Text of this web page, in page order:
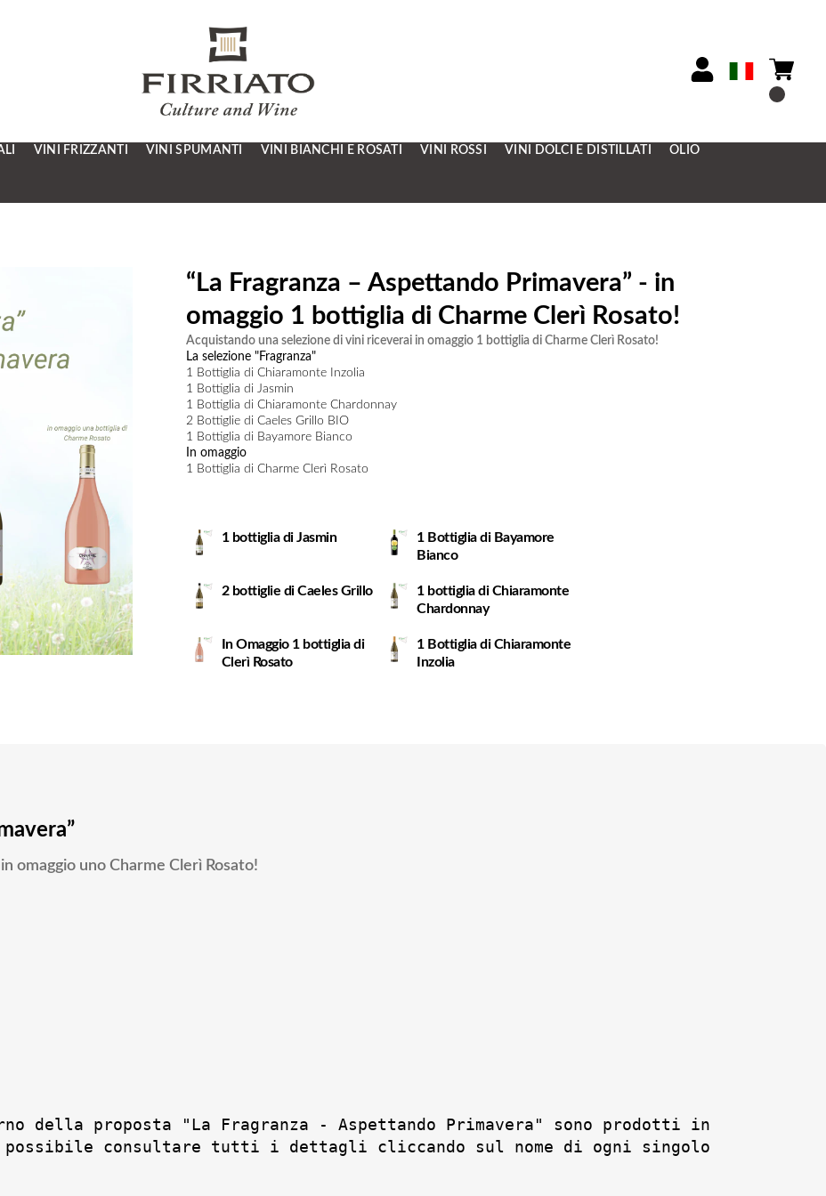
VINI FRIZZANTI VINI SPUMANTI VINI BIANCHI E ROSATI VINI ROSSI VINI DOLCI E DISTILLATI OLIO
“La Fragranza – Aspettando Primavera” - in
omaggio 1 bottiglia di Charme Clerì Rosato!
Acquistando una selezione di vini riceverai in omaggio 1 bottiglia di Charme Clerì Rosato!
La selezione "Fragranza"
1 Bottiglia di Chiaramonte Inzolia
1 Bottiglia di Jasmin
1 Bottiglia di Chiaramonte Chardonnay
2 Bottiglie di Caeles Grillo BIO
1 Bottiglia di Bayamore Bianco
In omaggio
1 Bottiglia di Charme Clerì Rosato
1 bottiglia di Jasmin
1 Bottiglia di Bayamore
Bianco
2 bottiglie di Caeles Grillo
1 bottiglia di Chiaramonte
Chardonnay
In Omaggio 1 bottiglia di
Clerì Rosato
1 Bottiglia di Chiaramonte
Inzolia
omaggio uno Charme Clerì Rosato!
proposta "La Fragranza - Aspettando Primavera" sono prodotti in
consultare tutti i dettagli cliccando sul nome di ogni singolo